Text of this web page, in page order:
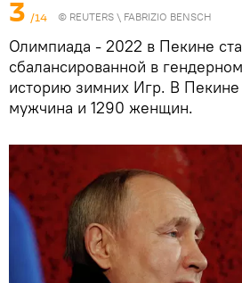
3 /14 © REUTERS \ FABRIZIO BENSCH
Олимпиада - 2022 в Пекине
сбалансированной в
историю зимних Игр. В Пекине
мужчина и 1290 женщин.